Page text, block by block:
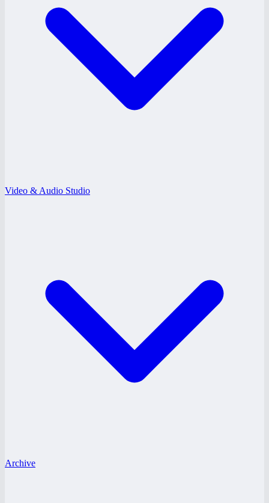
Video & Audio Studio
Archive